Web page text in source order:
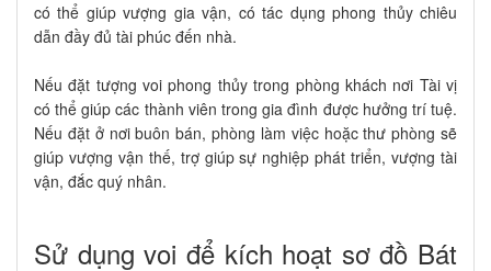
có thể giúp vượng gia vận, có tác dụng phong thủy chiêu
dẫn đầy đủ tài phúc đến nhà.
Nếu đặt tượng voi phong thủy trong phòng khách nơi Tài vị
có thể giúp các thành viên trong gia đình được hưởng trí tuệ.
Nếu đặt ở nơi buôn bán, phòng làm việc hoặc thư phòng sẽ
giúp vượng vận thế, trợ giúp sự nghiệp phát triển, vượng tài
vận, đắc quý nhân.
Sử dụng voi để kích hoạt sơ đồ Bát